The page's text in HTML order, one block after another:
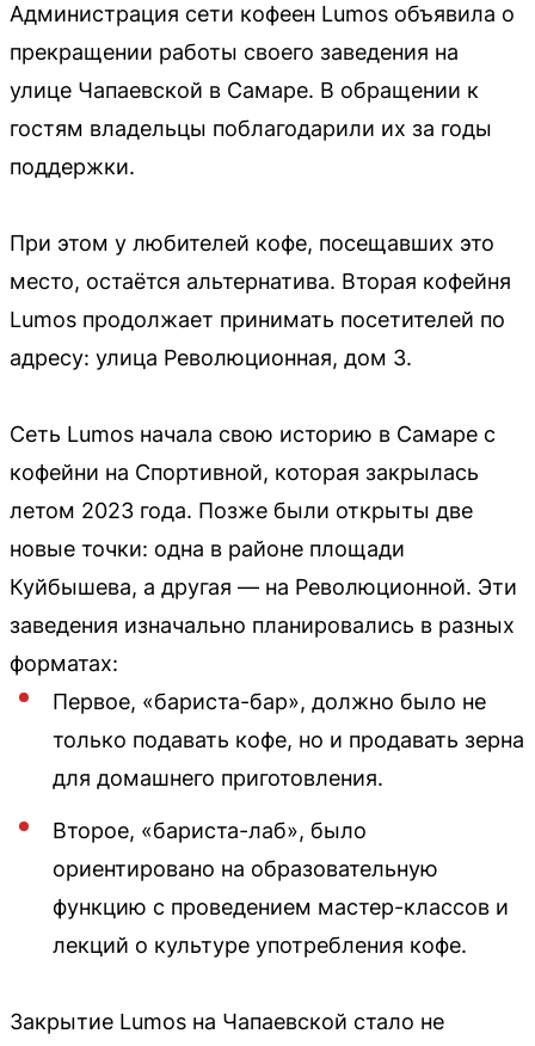
Администрация сети кофеен Lumos объявила о
прекращении работы своего заведения на
улице Чапаевской в Самаре. В обращении к
гостям владельцы поблагодарили их за годы
поддержки.
При этом у любителей кофе, посещавших это
место, остаётся альтернатива. Вторая кофейня
Lumos продолжает принимать посетителей по
адресу: улица Революционная, дом 3.
Сеть Lumos начала свою историю в Самаре с
кофейни на Спортивной, которая закрылась
летом 2023 года. Позже были открыты две
новые точки: одна в районе площади
Куйбышева, а другая — на Революционной. Эти
заведения изначально планировались в разных
форматах:
Первое, «бариста-бар», должно было не
только подавать кофе, но и продавать зерна
для домашнего приготовления.
Второе, «бариста-лаб», было
ориентировано на образовательную
функцию с проведением мастер-классов и
лекций о культуре употребления кофе.
Закрытие Lumos на Чапаевской стало не